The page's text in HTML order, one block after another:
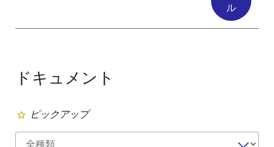
ル
ドキュメント
ピックアップ